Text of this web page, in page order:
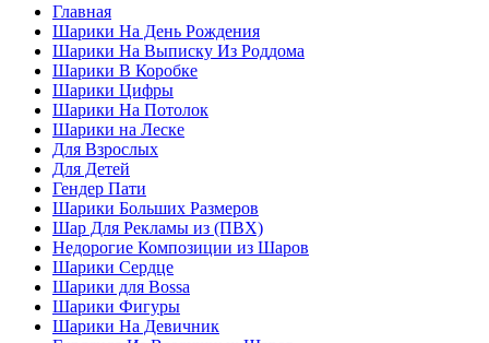
Главная
Шарики На День Рождения
Шарики На Выписку Из Роддома
Шарики В Коробке
Шарики Цифры
Шарики На Потолок
Шарики на Леске
Для Взрослых
Для Детей
Гендер Пати
Шарики Больших Размеров
Шар Для Рекламы из (ПВХ)
Недорогие Композиции из Шаров
Шарики Сердце
Шарики для Воssa
Шарики Фигуры
Шарики На Девичник